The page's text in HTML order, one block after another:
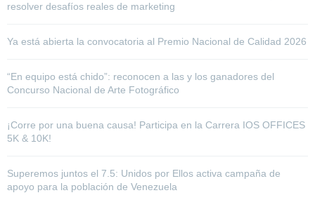
resolver desafíos reales de marketing
Ya está abierta la convocatoria al Premio Nacional de Calidad 2026
“En equipo está chido”: reconocen a las y los ganadores del
Concurso Nacional de Arte Fotográfico
¡Corre por una buena causa! Participa en la Carrera IOS OFFICES
5K & 10K!
Superemos juntos el 7.5: Unidos por Ellos activa campaña de
apoyo para la población de Venezuela